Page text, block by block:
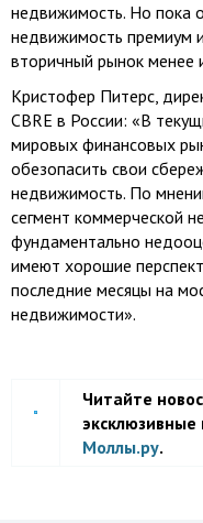
недвижимость. Но пока
недвижимость премиум
вторичный рынок менее
Кристофер Питерс,
CBRE в России: «В
мировых финансовых
обезопасить свои
недвижимость. По
сегмент коммерческой
фундаментально
имеют хорошие
последние месяцы на
недвижимости».
Читайте
Моллы.ру.